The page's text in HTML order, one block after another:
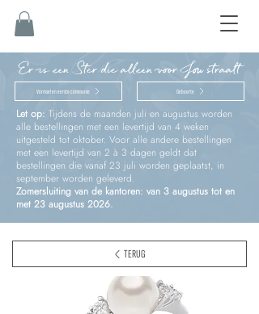
Er is een Ster die alleen voor Jou straalt
Vormsel en eerste communie Geboorte
Let op: Tijdens de maanden juli en augustus worden
alle bestellingen met een levertijd van 4 weken
uitgesteld tot oktober. Voor alle andere bestellingen
met een levertijd van 2 à 3 dagen geldt dat
bestellingen die vanaf 23 juli worden geplaatst, in
september worden geleverd.
Zomersluiting van de kantoren: van 3 augustus tot en
met 23 augustus 2026.
TERUG